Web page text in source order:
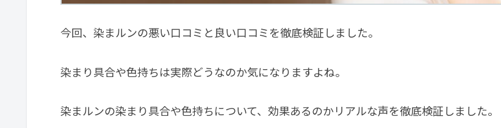
今回、染まルンの悪い口コミと良い口コミを徹底検証しました。
染まり具合や色持ちは実際どうなのか気になりますよね。
染まルンの染まり具合や色持ちについて、効果あるのかリアルな声を徹底検証しました。